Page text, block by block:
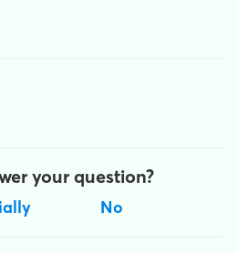
your question?
No